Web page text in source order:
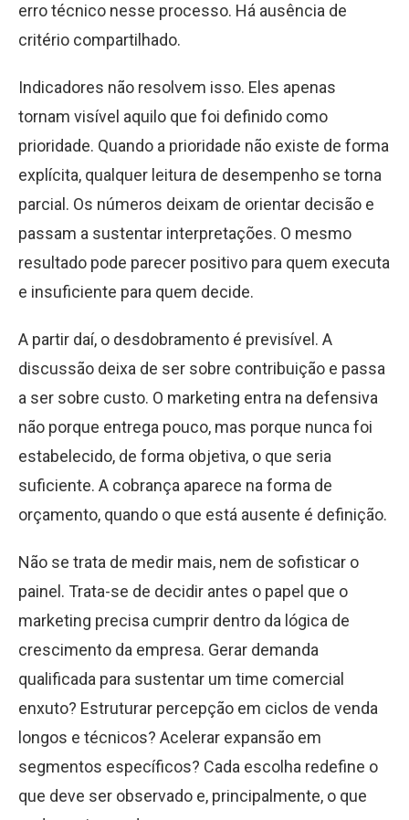
erro técnico nesse processo. Há ausência de
critério compartilhado.
Indicadores não resolvem isso. Eles apenas
tornam visível aquilo que foi definido como
prioridade. Quando a prioridade não existe de forma
explícita, qualquer leitura de desempenho se torna
parcial. Os números deixam de orientar decisão e
passam a sustentar interpretações. O mesmo
resultado pode parecer positivo para quem executa
e insuficiente para quem decide.
A partir daí, o desdobramento é previsível. A
discussão deixa de ser sobre contribuição e passa
a ser sobre custo. O marketing entra na defensiva
não porque entrega pouco, mas porque nunca foi
estabelecido, de forma objetiva, o que seria
suficiente. A cobrança aparece na forma de
orçamento, quando o que está ausente é definição.
Não se trata de medir mais, nem de sofisticar o
painel. Trata-se de decidir antes o papel que o
marketing precisa cumprir dentro da lógica de
crescimento da empresa. Gerar demanda
qualificada para sustentar um time comercial
enxuto? Estruturar percepção em ciclos de venda
longos e técnicos? Acelerar expansão em
segmentos específicos? Cada escolha redefine o
que deve ser observado e, principalmente, o que